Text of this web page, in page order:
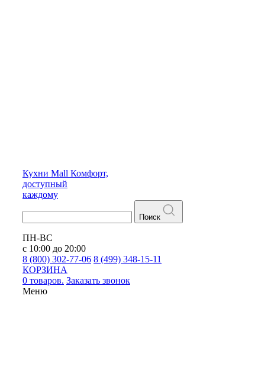
Кухни Mall Комфорт,
доступный
каждому
Поиск
ПН-ВС
с 10:00 до 20:00
8 (800) 302-77-06 8 (499) 348-15-11
КОРЗИНА
0 товаров. Заказать звонок
Меню